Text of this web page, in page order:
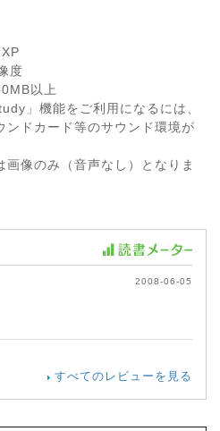
度
以上
」機能をご利用になるには、
ンドカード等のサウンド環境が
像のみ（音声なし）となりま
2008-06-05
すべてのレビューを見る